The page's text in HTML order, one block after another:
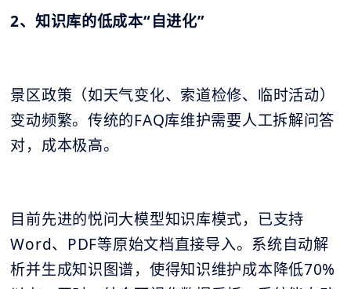
2、知识库的低成本“自进化”
景区政策（如天气变化、索道检修、临时活动）
变动频繁。传统的FAQ库维护需要人工拆解问答
对，成本极高。
目前先进的悦问大模型知识库模式，已支持
Word、PDF等原始文档直接导入。系统自动解
析并生成知识图谱，使得知识维护成本降低70%